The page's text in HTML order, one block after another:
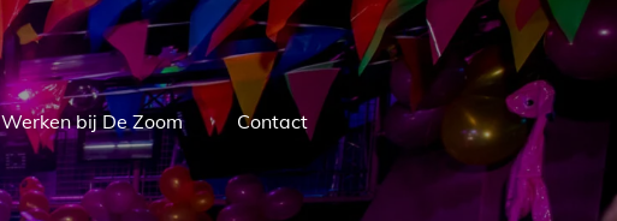
Werken bij De Zoom
Contact